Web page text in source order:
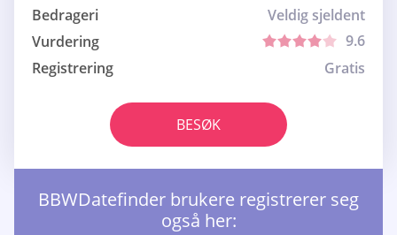
Bedrageri
Veldig sjeldent
Vurdering
9.6
Registrering
Gratis
BESØK
BBWDatefinder brukere registrerer seg
også her: